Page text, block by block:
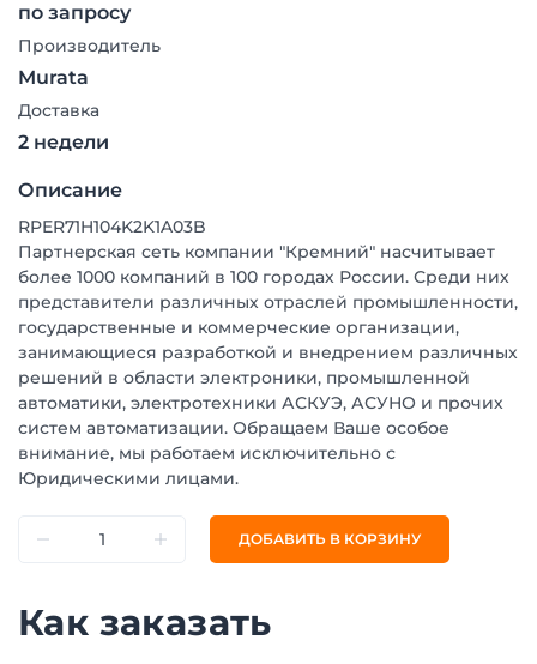
по запросу
Производитель
Murata
Доставка
2 недели
Описание
RPER71H104K2K1A03B
Партнерская сеть компании "Кремний" насчитывает
более 1000 компаний в 100 городах России. Среди них
представители различных отраслей промышленности,
государственные и коммерческие организации,
занимающиеся разработкой и внедрением различных
решений в области электроники, промышленной
автоматики, электротехники АСКУЭ, АСУНО и прочих
систем автоматизации. Обращаем Ваше особое
внимание, мы работаем исключительно с
Юридическими лицами.
ДОБАВИТЬ В КОРЗИНУ
Как заказать